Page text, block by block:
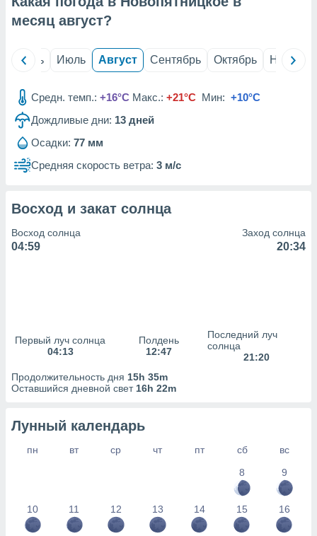
из
данных
наших 1199
месяц август?
Июнь Июль Август Сентябрь Октябрь Ноябрь
Средн. темп.: +16°C Макс.: +21°C Мин: +10°C
Дождливые дни: 13 дней
Осадки: 77 мм
Средняя скорость ветра: 3 м/с
Восход и закат солнца
Восход солнца
04:59
Заход солнца
20:34
Первый луч солнца
04:13
Полдень
12:47
Последний луч
солнца
21:20
Продолжительность дня 15h 35m
Оставшийся дневной свет 16h 22m
Лунный календарь
пн вт ср чт пт сб
вс
8
9
10 11 12 13 14 15 16